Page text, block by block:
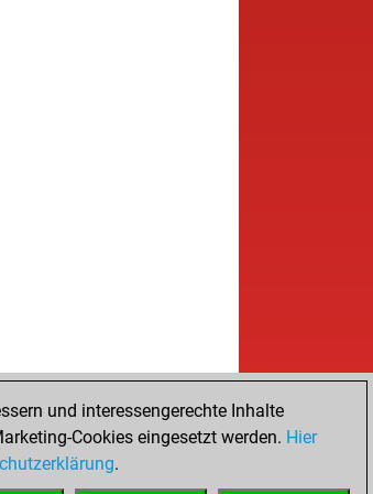
und interessengerechte Inhalte
Cookies eingesetzt werden. Hier
.